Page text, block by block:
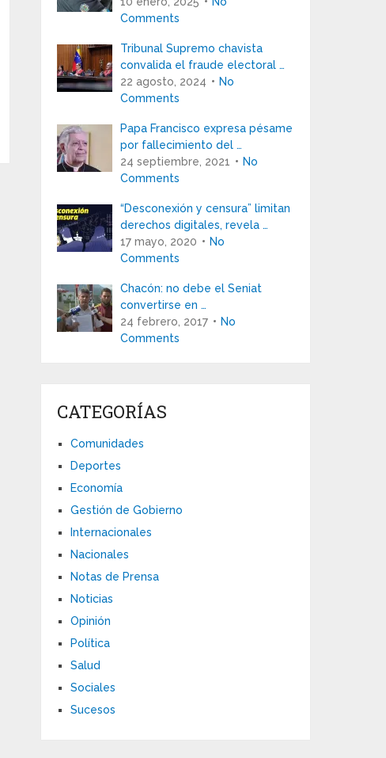
Comments
Tribunal Supremo chavista
convalida el fraude electoral …
22 agosto, 2024
No
Comments
Papa Francisco expresa pésame
por fallecimiento del …
24 septiembre, 2021
No
Comments
“Desconexión y censura” limitan
derechos digitales, revela …
17 mayo, 2020
No
Comments
Chacón: no debe el Seniat
convertirse en …
24 febrero, 2017
No
Comments
CATEGORÍAS
Comunidades
Deportes
Economía
Gestión de Gobierno
Internacionales
Nacionales
Notas de Prensa
Noticias
Opinión
Política
Salud
Sociales
Sucesos